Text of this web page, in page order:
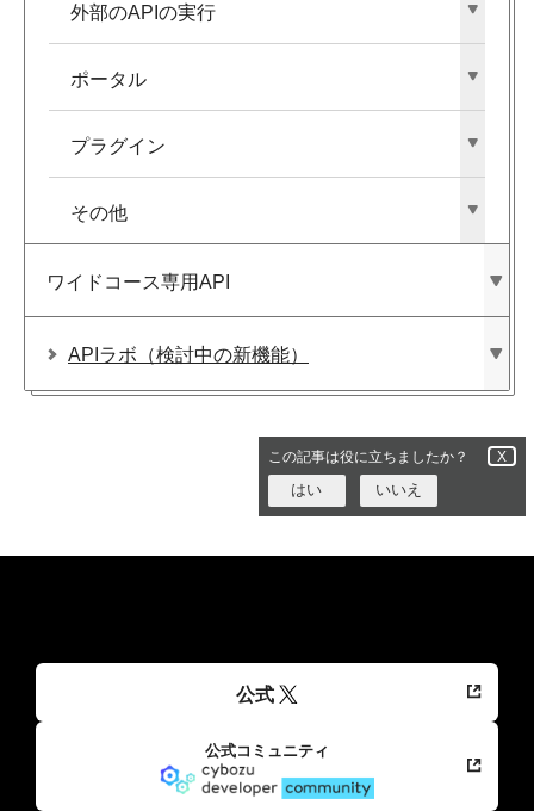
外部の​APIの​実行
ポータル
プラグイン
その​他
ワイドコース専用API
APIラボ​（検討中の​新機能）
この記事は役に立ちましたか？ X
はい いいえ
公式
公式コミュニティ